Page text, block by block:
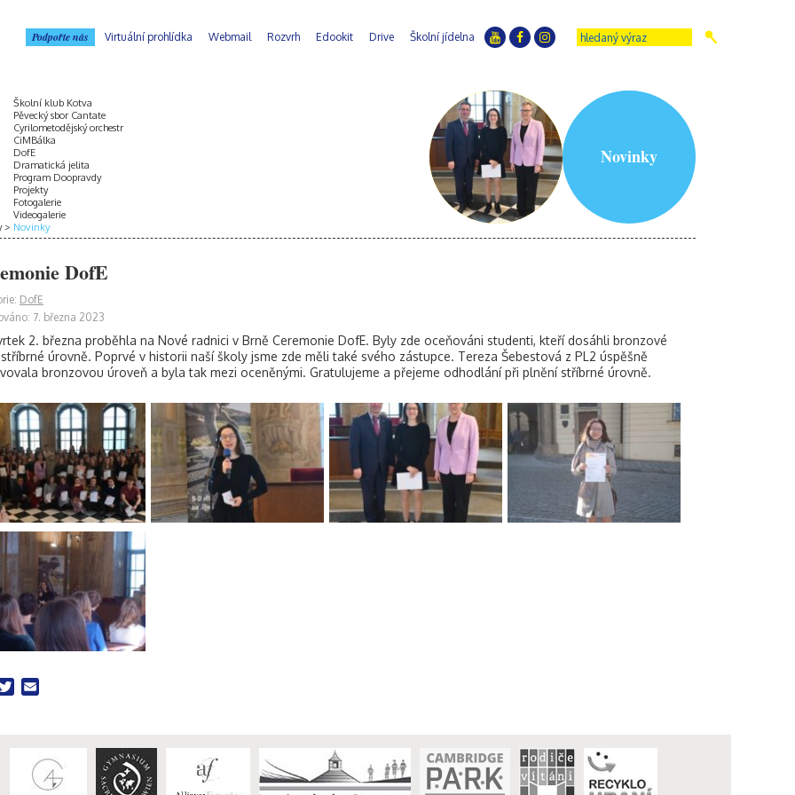
Podpořte nás Virtuální prohlídka Webmail Rozvrh Edookit Drive Školní jídelna
Školní klub Kotva
Pěvecký sbor Cantate
Cyrilometodějský orchestr
CiMBálka
DofE
Dramatická jelita
Program Doopravdy
Projekty
Fotogalerie
Videogalerie
Novinky
Novinky
DofE
DofE
7. března 2023
2. března proběhla na Nové radnici v Brně Ceremonie DofE. Byly zde oceňováni studenti, kteří dosáhli bronzové
úrovně. Poprvé v historii naší školy jsme zde měli také svého zástupce. Tereza Šebestová z PL2 úspěšně
bronzovou úroveň a byla tak mezi oceněnými. Gratulujeme a přejeme odhodlání při plnění stříbrné úrovně.
Twitter